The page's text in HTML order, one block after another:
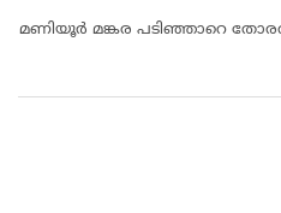
മണിയൂർ മങ്കര പടിഞ്ഞാറെ